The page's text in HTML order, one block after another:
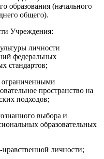
образования (начального
общего).
Учреждения:
личности
федеральных
стандартов;
ограниченными
пространство на
подходов;
выбора и
образовательных
личности;